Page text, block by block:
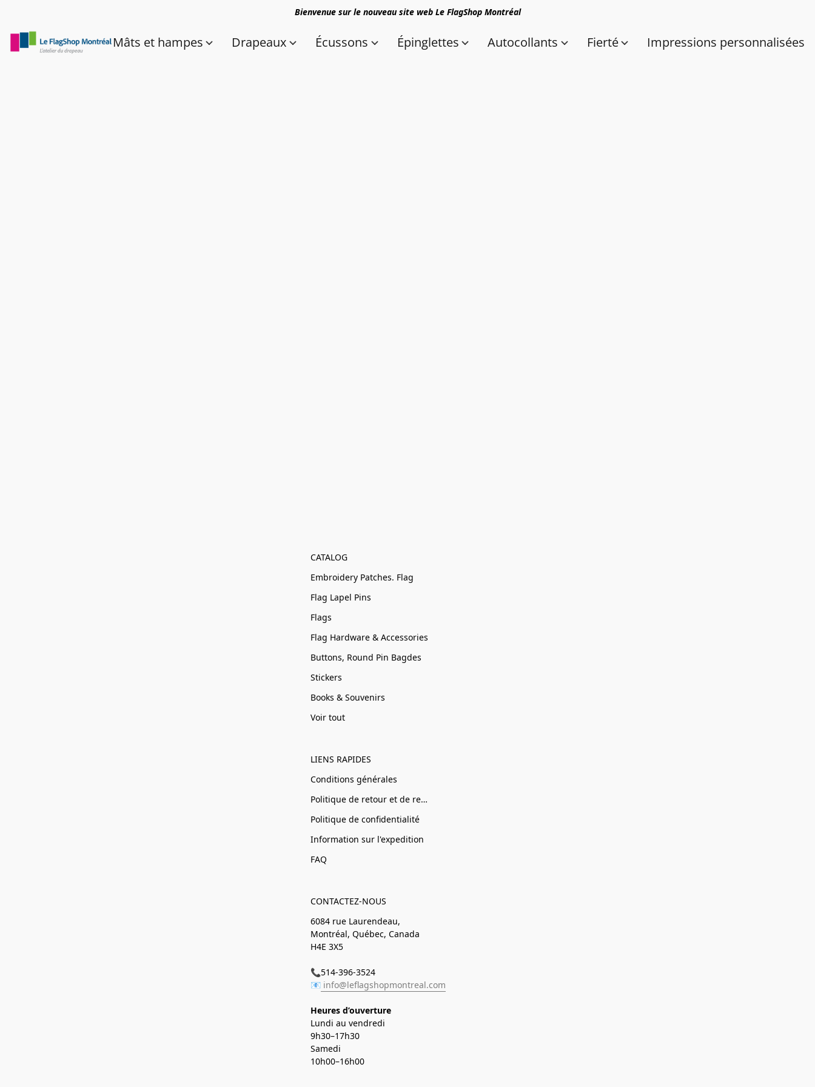
Bienvenue sur le nouveau site web Le FlagShop Montréal
Mâts et hampes Drapeaux Écussons Épinglettes Autocollants Fierté Impressions personnalisées
CATALOG
Embroidery Patches. Flag
Flag Lapel Pins
Flags
Flag Hardware & Accessories
Buttons, Round Pin Bagdes
Stickers
Books & Souvenirs
Voir tout
LIENS RAPIDES
Conditions générales
Politique de retour et de remboursement
Politique de confidentialité
Information sur l'expedition
FAQ
CONTACTEZ-NOUS
6084 rue Laurendeau,
Montréal, Québec, Canada
H4E 3X5
📞514-396-3524
📧 info@leflagshopmontreal.com
Heures d’ouverture
Lundi au vendredi
9h30–17h30
Samedi
10h00–16h00